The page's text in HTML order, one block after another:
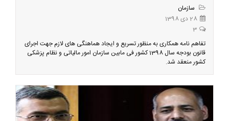
سازمان
28 دی 1398
3
تفاهم نامه همکاری به منظور تسریع و ایجاد هماهنگی های لازم جهت اجرای
قانون بودجه سال 1398 کشور فی مابین سازمان امور مالیاتی و نظام پزشکی
کشور منعقد شد.